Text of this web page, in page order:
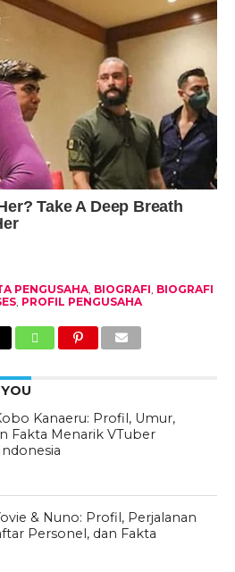
PENGUSAHA, BIOGRAFI BIOGRAFI
, PROFIL PENGUSAHA
Kanaeru: Profil, Umur,
Fakta Menarik VTuber
& Nuno: Profil, Perjalanan
Personel, dan Fakta